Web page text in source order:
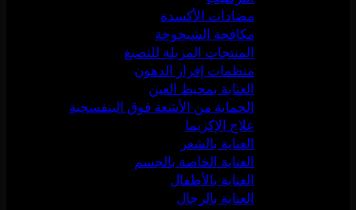
مضادات الأكسدة
مكافحة الشيخوخة
المنتجات المزيلة للتصبغ
منظمات إفراز الدهون
العناية بمحيط العين
الحماية من الأشعة فوق البنفسجية
علاج الإكزيما
العناية بالشعر
العناية الخاصة بالجسم
العناية بالأطفال
العناية بالرجال